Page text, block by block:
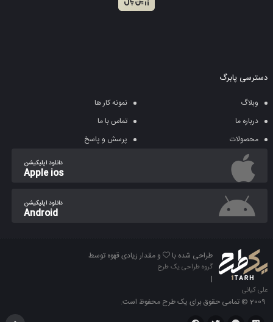
دسترسی پابرگ
وبلاگ
نمونه کار ها
درباره ما
تماس با ما
محصولات
پرسش و پاسخ
دانلود اپلیکیشن
Apple ios
دانلود اپلیکیشن
Android
طراحی شده با و مقدار زیادی قهوه توسط
گروه طراحی یک طرح
|
علی کیانی